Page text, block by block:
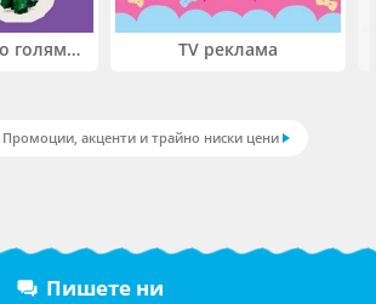
Два свята. Едно голямо приключение. Купи 2 продукта LEGO® Friends и/или LEGO® Minecraft и вземи -27% TV реклама
акценти и трайно ниски цени
Пишете ни